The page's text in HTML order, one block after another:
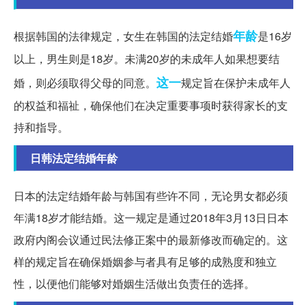
根据韩国的法律规定，女生在韩国的法定结婚年龄是16岁
以上，男生则是18岁。未满20岁的未成年人如果想要结
婚，则必须取得父母的同意。 这一规定旨在保护未成年人
的权益和福祉，确保他们在决定重要事项时获得家长的支
持和指导。
日韩法定结婚年龄
日本的法定结婚年龄与韩国有些许不同，无论男女都必须
年满18岁才能结婚。这一规定是通过2018年3月13日日本
政府内阁会议通过民法修正案中的最新修改而确定的。这
样的规定旨在确保婚姻参与者具有足够的成熟度和独立
性，以便他们能够对婚姻生活做出负责任的选择。